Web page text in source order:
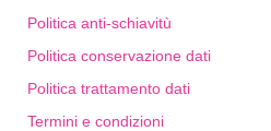
Politica anti-schiavitù
Politica conservazione dati
Politica trattamento dati
Termini e condizioni